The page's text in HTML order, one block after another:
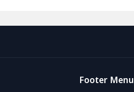
Footer Menu